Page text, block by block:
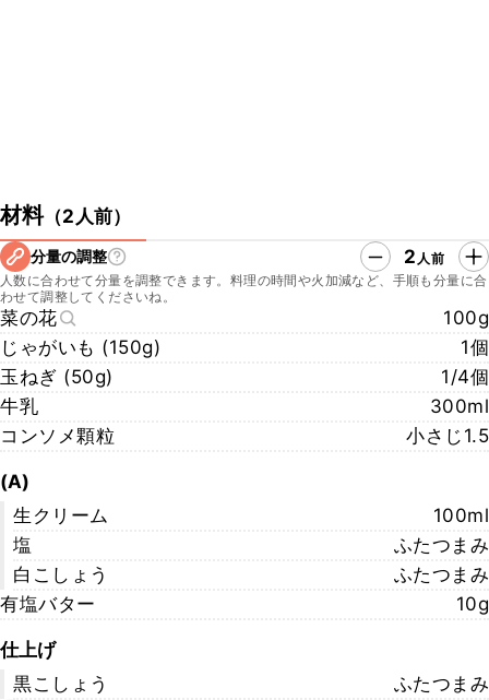
材料（2人前）
分量の調整 2 人前
人数に合わせて分量を調整できます。料理の時間や火加減など、手順も分量に合
わせて調整してくださいね。
菜の花
100g
じゃがいも (150g)
1個
玉ねぎ (50g)
1/4個
牛乳
300ml
コンソメ顆粒
小さじ1.5
(A)
生クリーム
100ml
塩
ふたつまみ
白こしょう
ふたつまみ
有塩バター
10g
仕上げ
黒こしょう
ふたつまみ